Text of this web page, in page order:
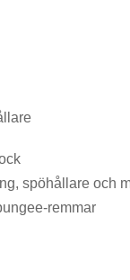
spöhållare och
remmar